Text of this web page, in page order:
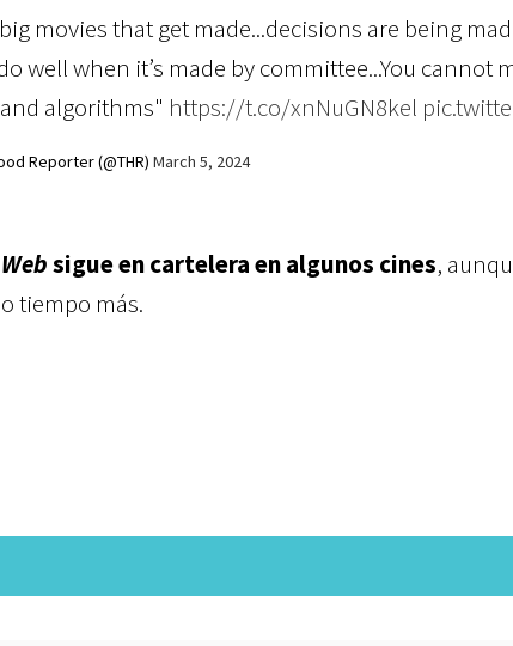
movies that get made...decisions are being
well when it’s made by committee...You cannot
algorithms" https://t.co/xnNuGN8kel
Reporter (@THR) March 5, 2024
sigue en cartelera en algunos cines,
tiempo más.